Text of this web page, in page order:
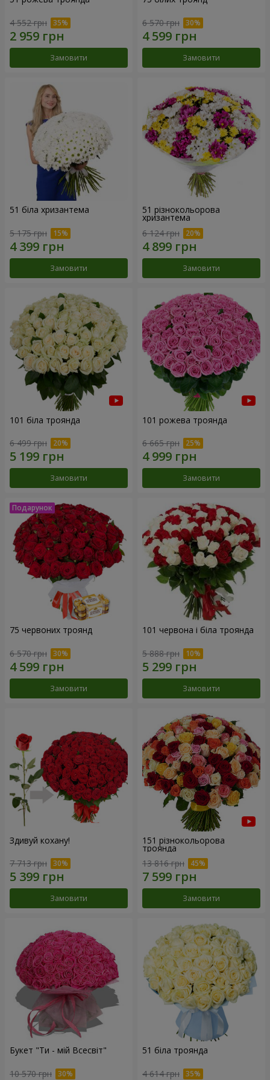
4 552 грн
Замовити
6 570 грн
Замовити
51 біла хризантема
5 175 грн
Замовити
51 різнокольорова
хризантема
6 124 грн
Замовити
101 біла троянда
6 499 грн
Замовити
101 рожева троянда
6 665 грн
Замовити
75 червоних троянд
6 570 грн
Замовити
101 червона і біла троянда
5 888 грн
Замовити
Здивуй кохану!
7 713 грн
Замовити
151 різнокольорова
троянда
13 816 грн
Замовити
Букет "Ти - мій Всесвіт"
10 570 грн
51 біла троянда
4 614 грн